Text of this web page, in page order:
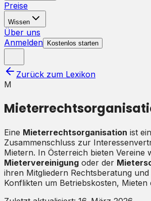
Preise
Wissen
Über uns
Anmelden
Kostenlos starten
Zurück zum Lexikon
M
Eine Mieterrechtsorganisation ist ein
Zusammenschluss zur
Mietern. In Österreich bieten Vereine
Mietervereinigung oder der
ihren Mitgliedern Rechtsberatung
Konflikten um Betriebskosten, Mieten